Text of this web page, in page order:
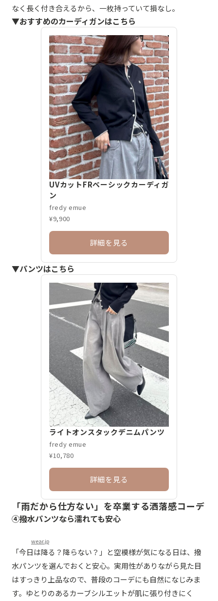
なく長く付き合えるから、一枚持っていて損なし。
▼おすすめのカーディガンはこちら
UVカットFRベーシックカーディガ
ン
fredy emue
¥9,900
詳細を見る
▼パンツはこちら
ライトオンスタックデニムパンツ
fredy emue
¥10,780
詳細を見る
「雨だから仕方ない」を卒業する洒落感コーデ
④撥水パンツなら濡れても安心
wear.jp
「今日は降る？降らない？」と空模様が気になる日は、撥
水パンツを選んでおくと安心。実用性がありながら見た目
はすっきり上品なので、普段のコーデにも自然になじみま
す。ゆとりのあるカーブシルエットが肌に張り付きにく